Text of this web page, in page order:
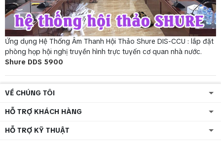
Ứng dụng Hệ Thống Âm Thanh Hội Thảo Shure DIS-CCU : lắp đặt
phòng họp hội nghị truyền hình trực tuyến cơ quan nhà nước.
Shure DDS 5900
VỀ CHÚNG TÔI
HỖ TRỢ KHÁCH HÀNG
HỖ TRỢ KỸ THUẬT